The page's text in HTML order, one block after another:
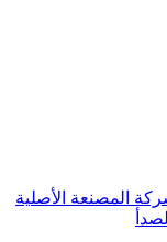
المصنعة الأصلية